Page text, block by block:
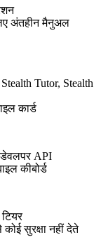
अंतहीन मैनुअल
Tutor, Stealth
कार्ड
API
कीबोर्ड
सुरक्षा नहीं देते